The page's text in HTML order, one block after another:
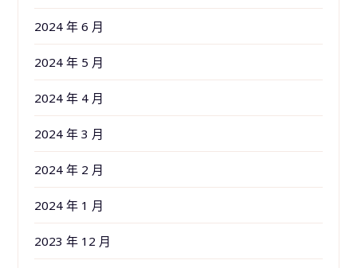
2024 年 6 月
2024 年 5 月
2024 年 4 月
2024 年 3 月
2024 年 2 月
2024 年 1 月
2023 年 12 月